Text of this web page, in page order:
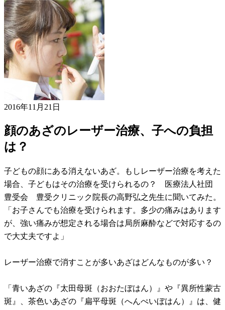
2016年11月21日
顔のあざのレーザー治療、子への負担
は？
子どもの顔にある消えないあざ。もしレーザー治療を考えた
場合、子どもはその治療を受けられるの？ 医療法人社団
豊受会 豊受クリニック院長の高野弘之先生に聞いてみた。
「お子さんでも治療を受けられます。多少の痛みはあります
が、強い痛みが想定される場合は局所麻酔などで対応するの
で大丈夫ですよ」
レーザー治療で消すことが多いあざはどんなものが多い？
「青いあざの『太田母斑（おおたぼはん）』や『異所性蒙古
斑』、茶色いあざの『扁平母斑（へんぺいぼはん）』は、健